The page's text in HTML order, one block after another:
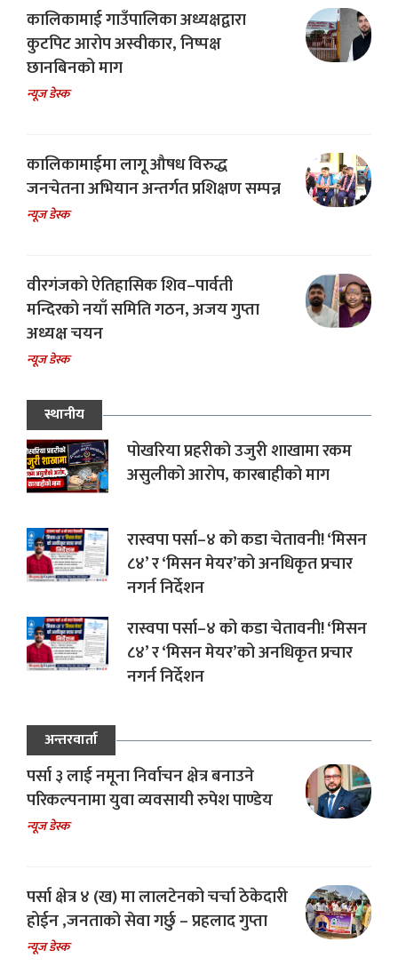
कालिकामाई गाउँपालिका अध्यक्षद्वारा
कुटपिट आरोप अस्वीकार, निष्पक्ष
छानबिनको माग
न्यूज डेस्क
कालिकामाईमा लागू औषध विरुद्ध
जनचेतना अभियान अन्तर्गत प्रशिक्षण सम्पन्न
न्यूज डेस्क
वीरगंजको ऐतिहासिक शिव–पार्वती
मन्दिरको नयाँ समिति गठन, अजय गुप्ता
अध्यक्ष चयन
न्यूज डेस्क
स्थानीय
पोखरिया प्रहरीको उजुरी शाखामा रकम
असुलीको आरोप, कारबाहीको माग
रास्वपा पर्सा–४ को कडा चेतावनी! ‘मिसन
८४’ र ‘मिसन मेयर’को अनधिकृत प्रचार
नगर्न निर्देशन
रास्वपा पर्सा–४ को कडा चेतावनी! ‘मिसन
८४’ र ‘मिसन मेयर’को अनधिकृत प्रचार
नगर्न निर्देशन
अन्तरवार्ता
पर्सा ३ लाई नमूना निर्वाचन क्षेत्र बनाउने
परिकल्पनामा युवा व्यवसायी रुपेश पाण्डेय
न्यूज डेस्क
पर्सा क्षेत्र ४ (ख) मा लालटेनको चर्चा ठेकेदारी
होईन ,जनताको सेवा गर्छु – प्रहलाद गुप्ता
न्यूज डेस्क